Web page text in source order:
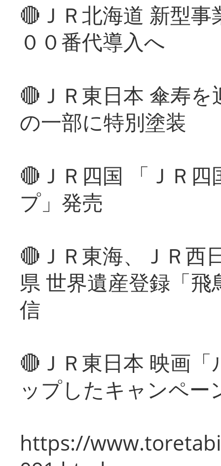
🔴ＪＲ北海道 新型
００番代導入へ
🔴ＪＲ東日本 傘寿
の一部に特別塗装
🔴ＪＲ四国 「ＪＲ
プ」発売
🔴ＪＲ東海、ＪＲ西
県 世界遺産登録「
信
🔴ＪＲ東日本 映画
ップしたキャンペー
https://